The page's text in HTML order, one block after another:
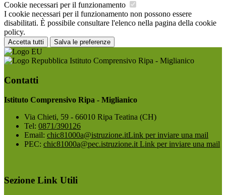
Cookie necessari per il funzionamento
I cookie necessari per il funzionamento non possono essere
disabilitati. È possibile consultare l'elenco nella pagina della cookie
policy.
Accetta tutti Salva le preferenze
Istituto Comprensivo Ripa - Miglianico
Contatti
Istituto Comprensivo Ripa - Miglianico
Via Chieti, 59 - 66010 Ripa Teatina (CH)
Tel: 0871/390126
Email: chic81000a@istruzione.itLink per inviare una mail
PEC: chic81000a@pec.istruzione.it Link per inviare una mail
Sezione Link Utili